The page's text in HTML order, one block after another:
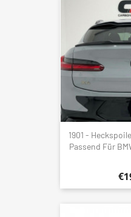
1901 -
Passend Für